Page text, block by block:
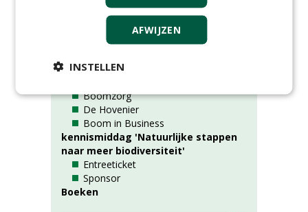
Tijdschriften (losse exemplaren)
Greenkeeper
Boomzorg
De Hovenier
Boom in Business
kennismiddag 'Natuurlijke stappen
naar meer biodiversiteit'
Entreeticket
Sponsor
Boeken
AFWIJZEN
INSTELLEN